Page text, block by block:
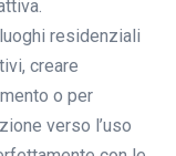
residenziali
creare
o per
verso l’uso